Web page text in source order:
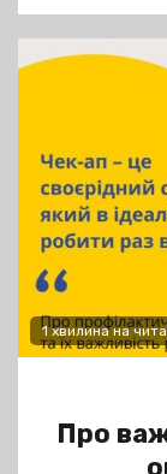
1 хвилина на
Про